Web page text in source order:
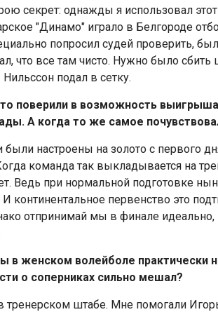
секрет: однажды я использовал
"Динамо" играло в Белгороде
попросил судей проверить,
что все там чисто. Нужно было
подал в сетку.
поверили в возможность
А когда то же самое
были настроены на золото с первого
команда так выкладывается на
Ведь при нормальной подготовке
континентальное первенство это
отпринимай мы в финале
в женском волейболе практически
о соперниках сильно мешал?
тренерском штабе. Мне помогали